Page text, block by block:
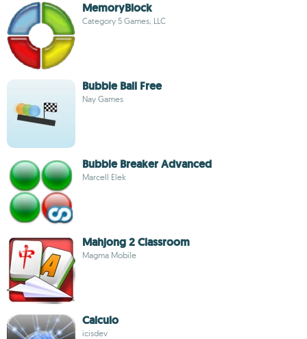
MemoryBlock
Category 5 Games, LLC
Bubble Ball Free
Nay Games
Bubble Breaker Advanced
Marcell Elek
Mahjong 2 Classroom
Magma Mobile
Calculo
icisdev